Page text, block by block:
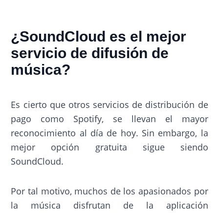
¿SoundCloud es el mejor
servicio de difusión de
música?
Es cierto que otros servicios de distribución de
pago como Spotify, se llevan el mayor
reconocimiento al día de hoy. Sin embargo, la
mejor opción gratuita sigue siendo
SoundCloud.
Por tal motivo, muchos de los apasionados por
la música disfrutan de la aplicación